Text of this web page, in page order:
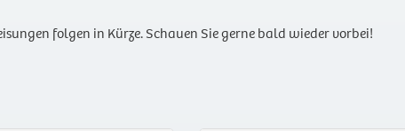
folgen in Kürze. Schauen Sie gerne bald wieder vorbei!